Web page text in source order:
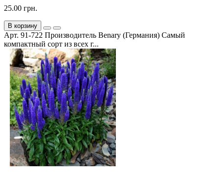
25.00 грн.
В корзину
Арт. 91-722 Производитель Benary (Германия) Самый
компактный сорт из всех г...